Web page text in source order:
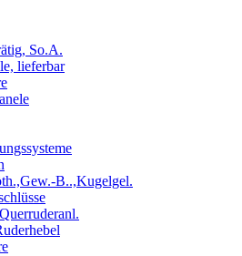
So.A.
lieferbar
B..,Kugelgel.